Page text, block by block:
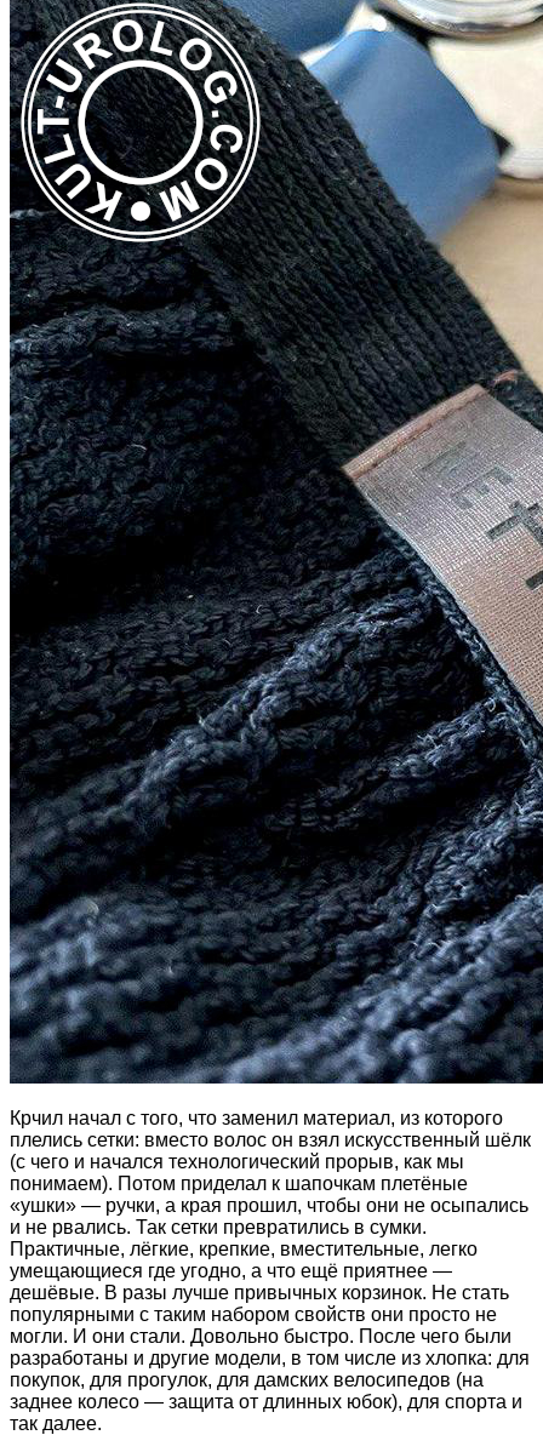
Крчил начал с того, что заменил материал, из которого
плелись сетки: вместо волос он взял искусственный шёлк
(с чего и начался технологический прорыв, как мы
понимаем). Потом приделал к шапочкам плетёные
«ушки» — ручки, а края прошил, чтобы они не осыпались
и не рвались. Так сетки превратились в сумки.
Практичные, лёгкие, крепкие, вместительные, легко
умещающиеся где угодно, а что ещё приятнее —
дешёвые. В разы лучше привычных корзинок. Не стать
популярными с таким набором свойств они просто не
могли. И они стали. Довольно быстро. После чего были
разработаны и другие модели, в том числе из хлопка: для
покупок, для прогулок, для дамских велосипедов (на
заднее колесо — защита от длинных юбок), для спорта и
так далее.